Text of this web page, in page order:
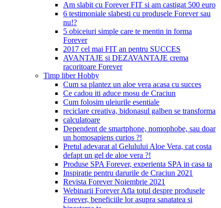
Am slabit cu Forever FIT si am castigat 500 euro
6 testimoniale slabesti cu produsele Forever sau
nu!?
5 obiceiuri simple care te mentin in forma
Forever
2017 cel mai FIT an pentru SUCCES
AVANTAJE si DEZAVANTAJE crema
racoritoare Forever
Timp liber Hobby
Cum sa plantez un aloe vera acasa cu succes
Ce cadou iti aduce mosu de Craciun
Cum folosim uleiurile esentiale
reciclare creativa, bidonasul galben se transforma
calculatoare
Dependent de smartphone, nomophobe, sau doar
un homosapiens curios ?!
Pretul adevarat al Gelulului Aloe Vera, cat costa
defapt un gel de aloe vera ?!
Produse SPA Forever, experienta SPA in casa ta
Inspiratie pentru darurile de Craciun 2021
Revista Forever Noiembrie 2021
Webinarii Forever Afla totul despre produsele
Forever, beneficiile lor asupra sanatatea si